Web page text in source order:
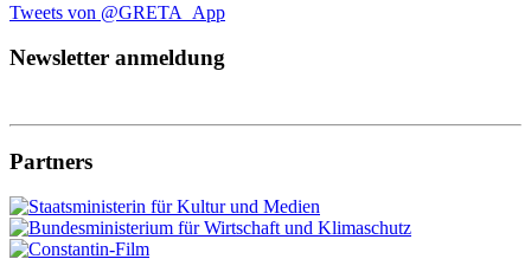
Tweets von @GRETA_App
Newsletter anmeldung
Partners